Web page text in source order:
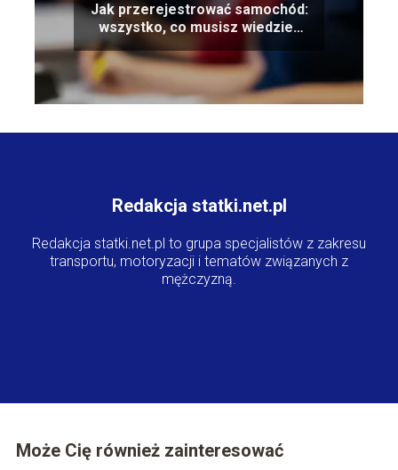
Jak przerejestrować samochód:
wszystko, co musisz wiedzieć
krok po kroku
Redakcja statki.net.pl
Redakcja statki.net.pl to grupa specjalistów z zakresu
transportu, motoryzacji i tematów związanych z
mężczyzną.
Może Cię również zainteresować